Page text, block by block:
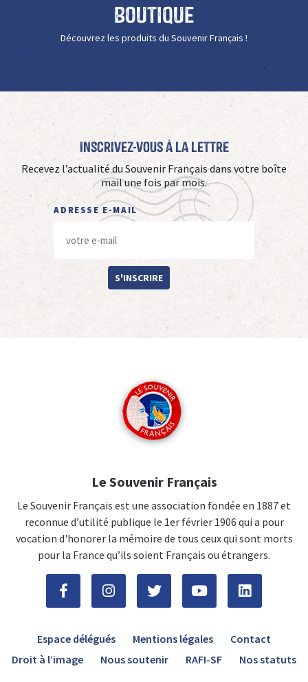
Boutique
Découvrez les produits du Souvenir Français !
Inscrivez-vous à La Lettre
Recevez l’actualité du Souvenir Français dans votre boîte
mail une fois par mois.
ADRESSE E-MAIL
S'INSCRIRE
Le Souvenir Français
Le Souvenir Français est une association fondée en 1887 et
reconnue d’utilité publique le 1er février 1906 qui a pour
vocation d'honorer la mémoire de tous ceux qui sont morts
pour la France qu’ils soient Français ou étrangers.
Espace délégués Mentions légales
Contact
Droit à l’image
Nous soutenir RAFI-SF Nos statuts